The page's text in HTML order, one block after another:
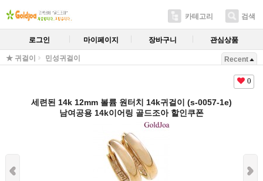
카테고리 검색
로그인 마이페이지 장바구니 관심상품
★ 귀걸이 민성귀걸이 Recent
0
세련된 14k 12mm 볼륨 원터치 14k귀걸이 (s-0057-1e)
남여공용 14k이어링 골드조아 할인쿠폰